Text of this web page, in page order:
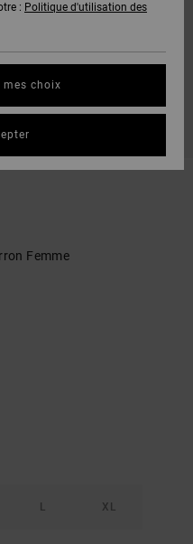
Femme
L XL
: Politique d'utilisation des
mes choix